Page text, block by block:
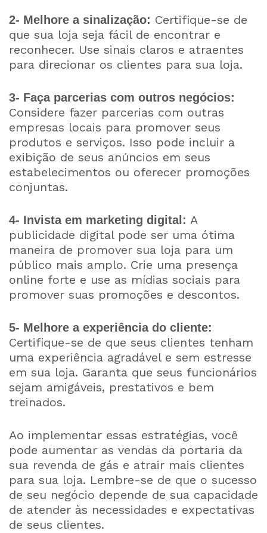
2- Melhore a sinalização: Certifique-se de
que sua loja seja fácil de encontrar e
reconhecer. Use sinais claros e atraentes
para direcionar os clientes para sua loja.
3- Faça parcerias com outros negócios:
Considere fazer parcerias com outras
empresas locais para promover seus
produtos e serviços. Isso pode incluir a
exibição de seus anúncios em seus
estabelecimentos ou oferecer promoções
conjuntas.
4- Invista em marketing digital: A
publicidade digital pode ser uma ótima
maneira de promover sua loja para um
público mais amplo. Crie uma presença
online forte e use as mídias sociais para
promover suas promoções e descontos.
5- Melhore a experiência do cliente:
Certifique-se de que seus clientes tenham
uma experiência agradável e sem estresse
em sua loja. Garanta que seus funcionários
sejam amigáveis, prestativos e bem
treinados.
Ao implementar essas estratégias, você
pode aumentar as vendas da portaria da
sua revenda de gás e atrair mais clientes
para sua loja. Lembre-se de que o sucesso
de seu negócio depende de sua capacidade
de atender às necessidades e expectativas
de seus clientes.